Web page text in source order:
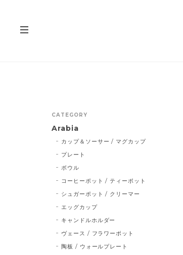
CATEGORY
Arabia
カップ＆ソーサー / マグカップ
プレート
ボウル
コーヒーポット / ティーポット
シュガーポット / クリーマー
エッグカップ
キャンドルホルダー
ヴェース / フラワーポット
陶板 / ウォールプレート